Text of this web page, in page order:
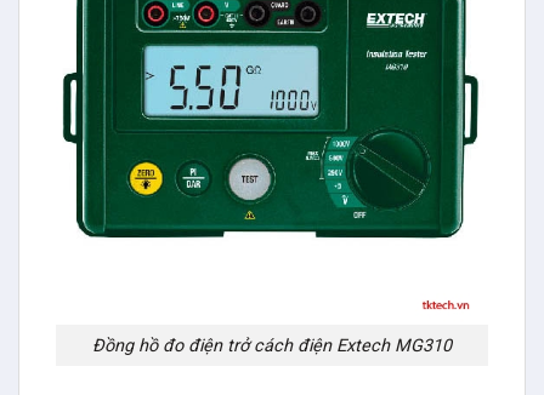
Đồng hồ đo điện trở cách điện Extech MG310